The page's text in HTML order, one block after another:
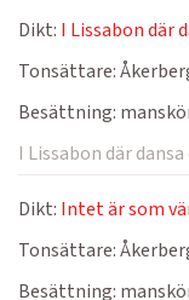
Dikt: I Lissabon där
Tonsättare:
Besättning:
I Lissabon där
Dikt: Intet är som
Tonsättare:
Besättning: